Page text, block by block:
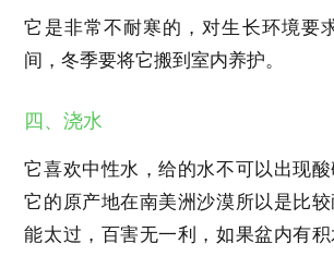
它是非常不耐寒的，对生长环境
间，冬季要将它搬到室内养护。
四、浇水
它喜欢中性水，给的水不可以出现酸
它的原产地在南美洲沙漠所以是比
能太过，百害无一利，如果盆内有